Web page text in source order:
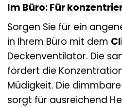
Im Büro: Für
Sorgen Sie für ein
in Ihrem Büro mit dem
Deckenventilator. Die
fördert die
Müdigkeit. Die
sorgt für ausreichend